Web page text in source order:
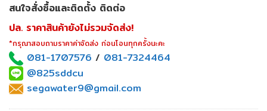
สนใจสั่งซื้อและติดตั้ง ติดต่อ
ปล. ราคาสินค้ายังไม่รวมจัดส่ง!
*กรุณาสอบถามราคาค่าจัดส่ง ก่อนโอนทุกครั้งนะคะ
081-1707576 / 081-7324464
@825sddcu
segawater9@gmail.com